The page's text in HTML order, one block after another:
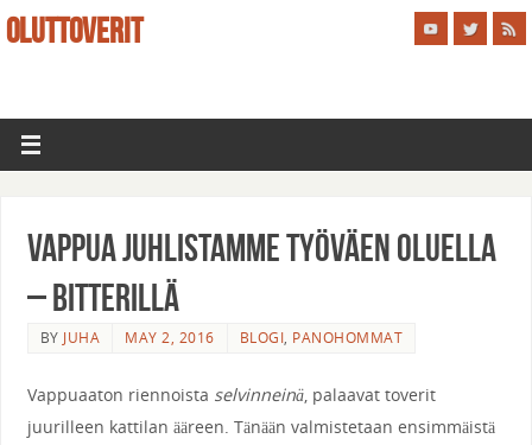
OLUTTOVERIT
Vappua juhlistamme työväen oluella
– Bitterillä
BY JUHA MAY 2, 2016 BLOGI, PANOHOMMAT
Vappuaaton riennoista selvinneinä, palaavat toverit
juurilleen kattilan ääreen. Tänään valmistetaan ensimmäistä